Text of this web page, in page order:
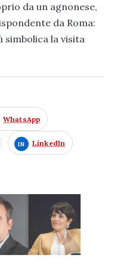
da un agnonese,
da Roma:
simbolica la visita
WhatsApp
LinkedIn